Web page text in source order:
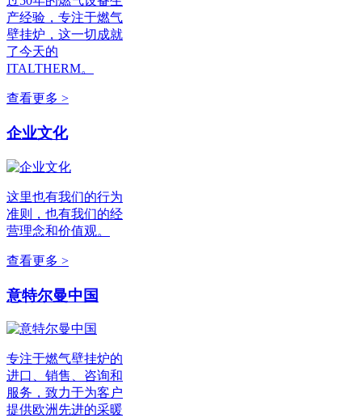
产经验，专注于燃气
壁挂炉，这一切成就
了今天的
ITALTHERM。
查看更多 >
企业文化
这里也有我们的行为
准则，也有我们的经
营理念和价值观。
查看更多 >
意特尔曼中国
专注于燃气壁挂炉的
进口、销售、咨询和
服务，致力于为客户
提供欧洲先进的采暖